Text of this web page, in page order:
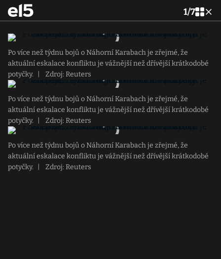
1/7
Po více než týdnu bojů o Náhorní Karabach je zřejmé, že
aktuální eskalace konfliktu je vážnější než dřívější krátkodobé
potyčky.
Zdroj: Reuters
Po více než týdnu bojů o Náhorní Karabach je zřejmé, že
aktuální eskalace konfliktu je vážnější než dřívější krátkodobé
potyčky.
Zdroj: Reuters
Po více než týdnu bojů o Náhorní Karabach je zřejmé, že
aktuální eskalace konfliktu je vážnější než dřívější krátkodobé
potyčky.
Zdroj: Reuters